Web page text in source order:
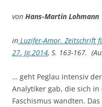
von Hans-Martin Lohmann
in Luzifer-Amor. Zeitschrift
27. Jg.2014, S. 163-167.
… geht Peglau intensiv
Analytiker gab, die sich in
Faschismus wandten.